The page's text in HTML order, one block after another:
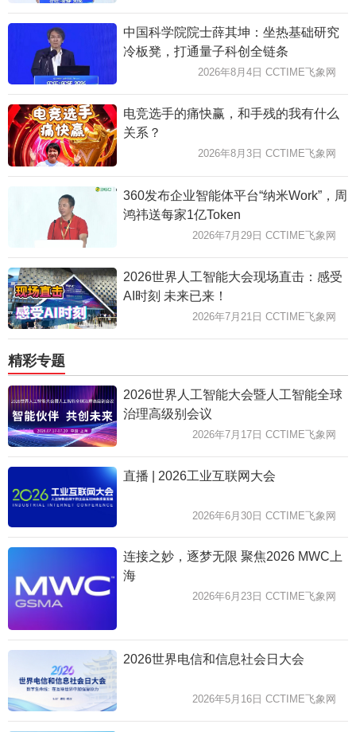
中国科学院院士薛其坤：坐热基础研究
冷板凳，打通量子科创全链条
2026年8月4日 CCTIME飞象网
电竞选手的痛快赢，和手残的我有什么
关系？
2026年8月3日 CCTIME飞象网
360发布企业智能体平台“纳米Work”，周
鸿祎送每家1亿Token
2026年7月29日 CCTIME飞象网
2026世界人工智能大会现场直击：感受
AI时刻 未来已来！
2026年7月21日 CCTIME飞象网
精彩专题
2026世界人工智能大会暨人工智能全球
治理高级别会议
2026年7月17日 CCTIME飞象网
直播 | 2026工业互联网大会
2026年6月30日 CCTIME飞象网
连接之妙，逐梦无限 聚焦2026 MWC上
海
2026年6月23日 CCTIME飞象网
2026世界电信和信息社会日大会
2026年5月16日 CCTIME飞象网